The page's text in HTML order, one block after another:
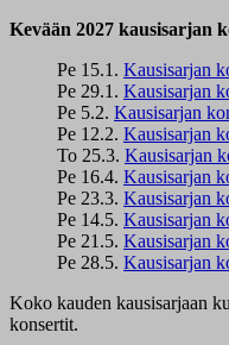
Kevään 2027 kausisarjan
Pe 15.1. Kausisarjan
Pe 29.1. Kausisarjan
Pe 5.2. Kausisarjan
Pe 12.2. Kausisarjan
To 25.3. Kausisarjan
Pe 16.4. Kausisarjan
Pe 23.3. Kausisarjan
Pe 14.5. Kausisarjan
Pe 21.5. Kausisarjan
Pe 28.5. Kausisarjan
Koko kauden kausisarjaan
konsertit.